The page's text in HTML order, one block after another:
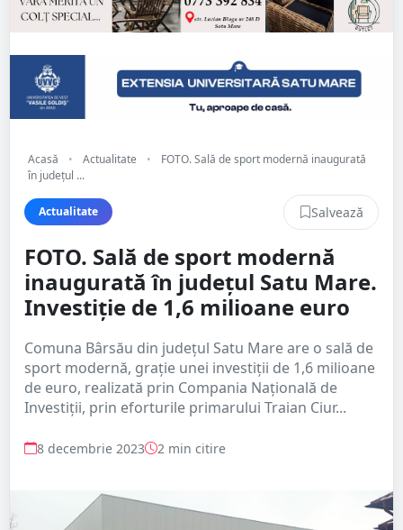
Acasă • Actualitate •
FOTO. Sală de sport modernă inaugurată
în județul ...
Actualitate Salvează
FOTO. Sală de sport modernă
inaugurată în județul Satu Mare.
Investiție de 1,6 milioane euro
Comuna Bârsău din județul Satu Mare are o sală de
sport modernă, grație unei investiții de 1,6 milioane
de euro, realizată prin Compania Națională de
Investiții, prin eforturile primarului Traian Ciur...
8 decembrie 2023 2 min citire